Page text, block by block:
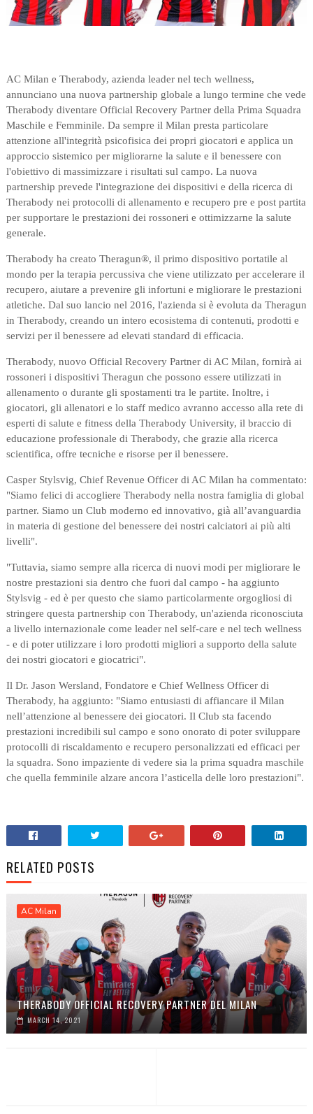
AC Milan e Therabody, azienda leader nel tech wellness,
annunciano una nuova partnership globale a lungo termine che vede
Therabody diventare Official Recovery Partner della Prima Squadra
Maschile e Femminile. Da sempre il Milan presta particolare
attenzione all'integrità psicofisica dei propri giocatori e applica un
approccio sistemico per migliorarne la salute e il benessere con
l'obiettivo di massimizzare i risultati sul campo. La nuova
partnership prevede l'integrazione dei dispositivi e della ricerca di
Therabody nei protocolli di allenamento e recupero pre e post partita
per supportare le prestazioni dei rossoneri e ottimizzarne la salute
generale.
Therabody ha creato Theragun®, il primo dispositivo portatile al
mondo per la terapia percussiva che viene utilizzato per accelerare il
recupero, aiutare a prevenire gli infortuni e migliorare le prestazioni
atletiche. Dal suo lancio nel 2016, l'azienda si è evoluta da Theragun
in Therabody, creando un intero ecosistema di contenuti, prodotti e
servizi per il benessere ad elevati standard di efficacia.
Therabody, nuovo Official Recovery Partner di AC Milan, fornirà ai
rossoneri i dispositivi Theragun che possono essere utilizzati in
allenamento o durante gli spostamenti tra le partite. Inoltre, i
giocatori, gli allenatori e lo staff medico avranno accesso alla rete di
esperti di salute e fitness della Therabody University, il braccio di
educazione professionale di Therabody, che grazie alla ricerca
scientifica, offre tecniche e risorse per il benessere.
Casper Stylsvig, Chief Revenue Officer di AC Milan ha commentato:
"Siamo felici di accogliere Therabody nella nostra famiglia di global
partner. Siamo un Club moderno ed innovativo, già all’avanguardia
in materia di gestione del benessere dei nostri calciatori ai più alti
livelli".
"Tuttavia, siamo sempre alla ricerca di nuovi modi per migliorare le
nostre prestazioni sia dentro che fuori dal campo - ha aggiunto
Stylsvig - ed è per questo che siamo particolarmente orgogliosi di
stringere questa partnership con Therabody, un'azienda riconosciuta
a livello internazionale come leader nel self-care e nel tech wellness
- e di poter utilizzare i loro prodotti migliori a supporto della salute
dei nostri giocatori e giocatrici".
Il Dr. Jason Wersland, Fondatore e Chief Wellness Officer di
Therabody, ha aggiunto: "Siamo entusiasti di affiancare il Milan
nell’attenzione al benessere dei giocatori. Il Club sta facendo
prestazioni incredibili sul campo e sono onorato di poter sviluppare
protocolli di riscaldamento e recupero personalizzati ed efficaci per
la squadra. Sono impaziente di vedere sia la prima squadra maschile
che quella femminile alzare ancora l’asticella delle loro prestazioni".
RELATED POSTS
AC Milan
THERABODY OFFICIAL RECOVERY PARTNER DEL MILAN
MARCH 14, 2021